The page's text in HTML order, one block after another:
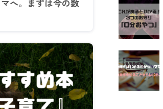
へ。まずは今の数